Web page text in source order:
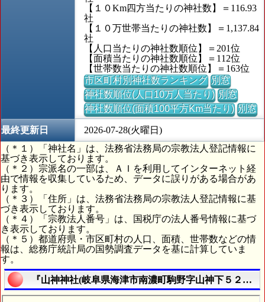
【１０Km四方当たりの神社数】＝116.93
社
【１０万世帯当たりの神社数】＝1,137.84
社
【人口当たりの神社数順位】＝201位
【面積当たりの神社数順位】＝112位
【世帯数当たりの神社数順位】＝163位
市区町村別神社数ランキング 別窓
神社数順位(人口10万人当たり) 別窓
神社数順位(面積100平方Km当たり) 別窓
最終更新日
2026-07-28(火曜日)
（＊１）「神社名」は、法務省法務局の宗教法人登記情報に
基づき表示しております。
（＊２）宗派名の一部は、ＡＩを利用してインターネット経
由で情報を収集しているため、データに誤りがある場合があ
ります。
（＊３）「住所」は、法務省法務局の宗教法人登記情報に基
づき表示しております。
（＊４）「宗教法人番号」は、国税庁の法人番号情報に基づ
き表示しております。
（＊５）都道府県・市区町村の人口、面積、世帯数などの情
報は、総務庁統計局の国勢調査データを基に計算していま
す。
『山神神社(岐阜県海津市南濃町駒野字山神下５２８